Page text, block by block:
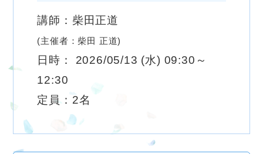
講師：柴田正道
(主催者：柴田 正道)
日時： 2026/05/13 (水) 09:30～
12:30
定員：2名